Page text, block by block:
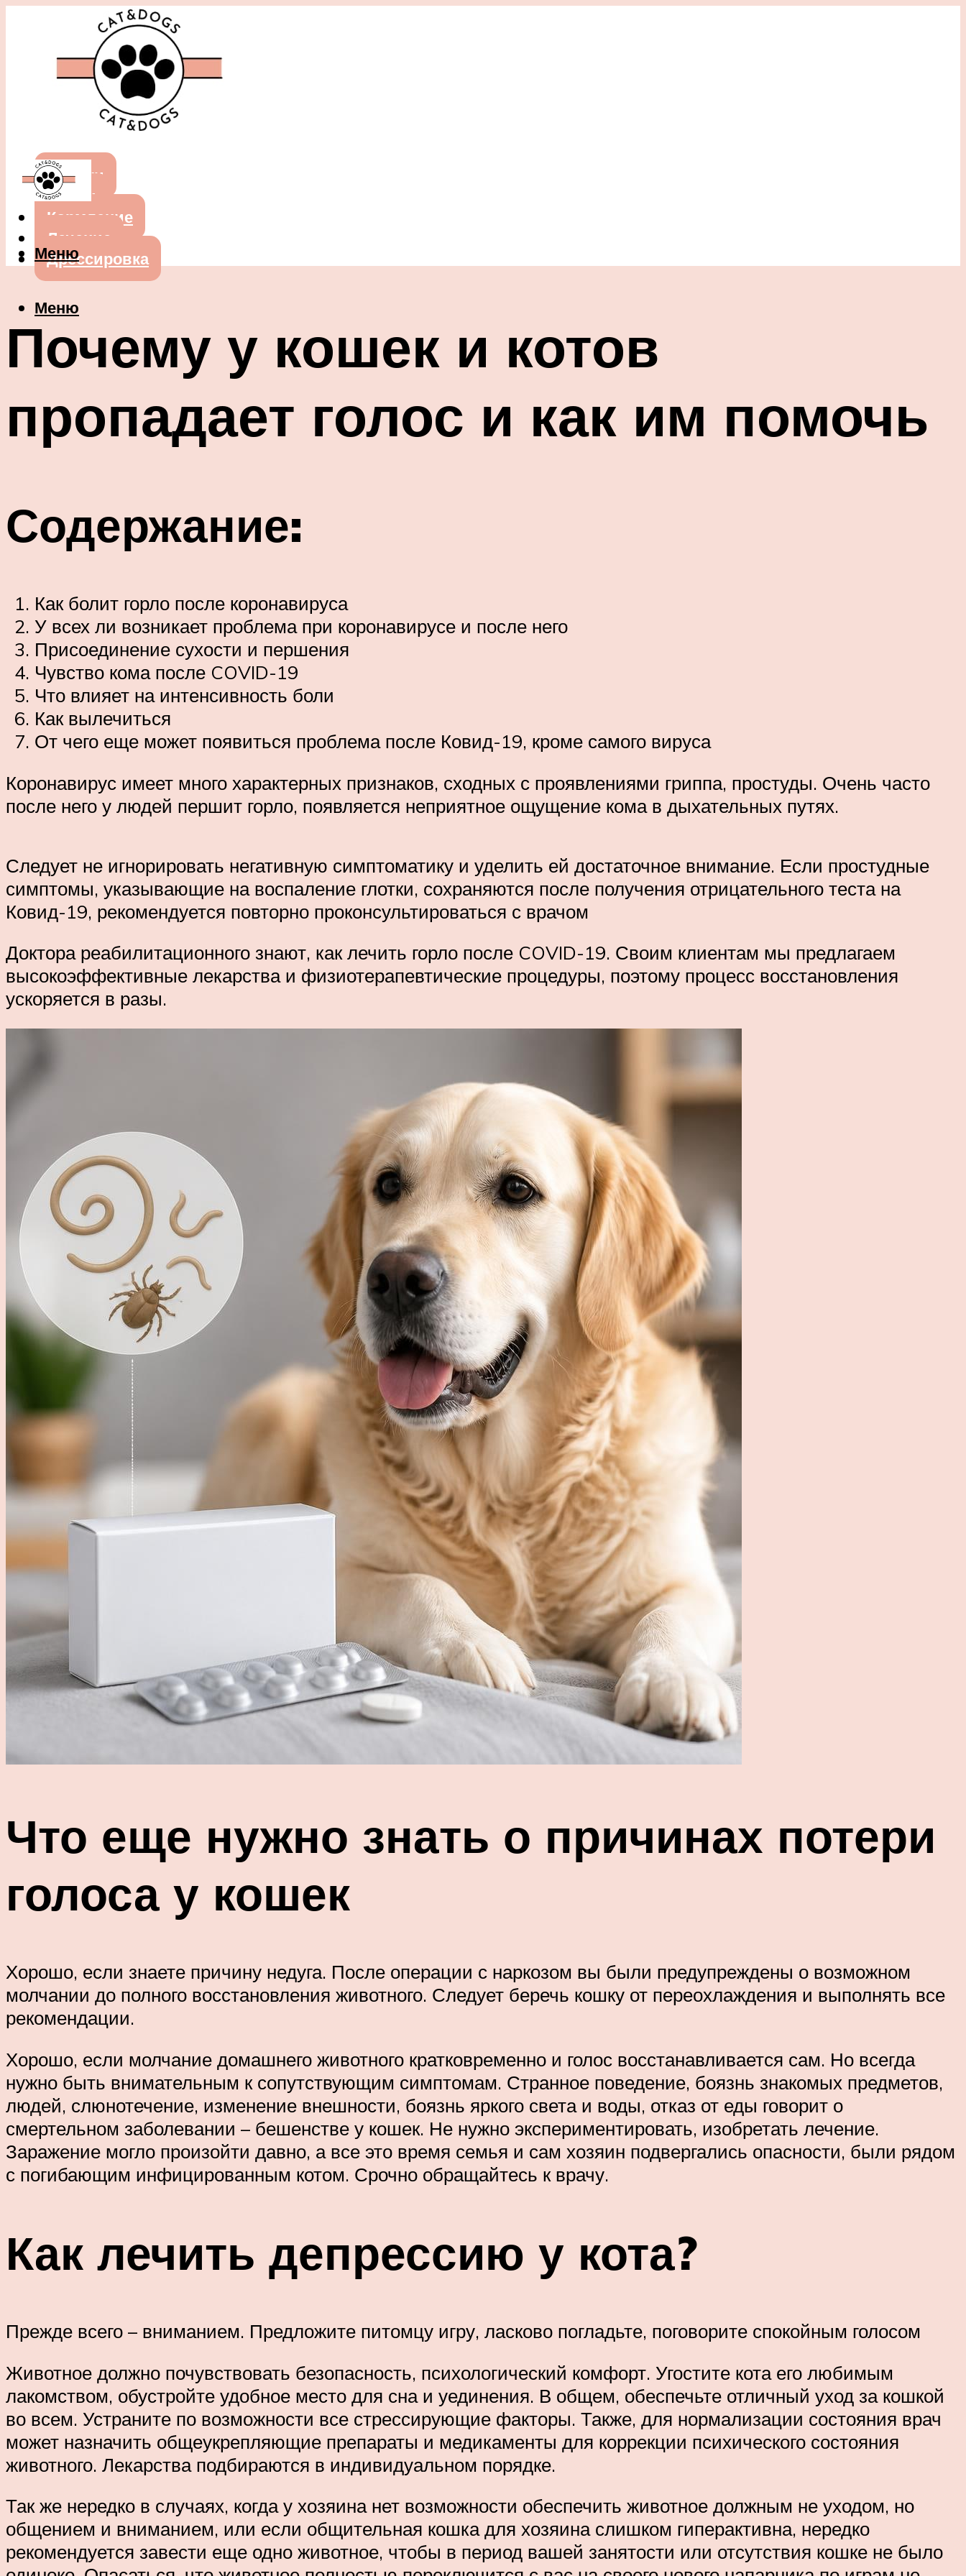
Собаки
Кошки
Кормление
Лечение
Дрессировка
Меню
Меню
Почему у кошек и котов
пропадает голос и как им помочь
Содержание:
Как болит горло после коронавируса
У всех ли возникает проблема при коронавирусе и после него
Присоединение сухости и першения
Чувство кома после COVID-19
Что влияет на интенсивность боли
Как вылечиться
От чего еще может появиться проблема после Ковид-19, кроме самого вируса
Коронавирус имеет много характерных признаков, сходных с проявлениями гриппа, простуды. Очень часто
после него у людей першит горло, появляется неприятное ощущение кома в дыхательных путях.
Следует не игнорировать негативную симптоматику и уделить ей достаточное внимание. Если простудные
симптомы, указывающие на воспаление глотки, сохраняются после получения отрицательного теста на
Ковид-19, рекомендуется повторно проконсультироваться с врачом
Доктора реабилитационного знают, как лечить горло после COVID-19. Своим клиентам мы предлагаем
высокоэффективные лекарства и физиотерапевтические процедуры, поэтому процесс восстановления
ускоряется в разы.
Что еще нужно знать о причинах потери
голоса у кошек
Хорошо, если знаете причину недуга. После операции с наркозом вы были предупреждены о возможном
молчании до полного восстановления животного. Следует беречь кошку от переохлаждения и выполнять все
рекомендации.
Хорошо, если молчание домашнего животного кратковременно и голос восстанавливается сам. Но всегда
нужно быть внимательным к сопутствующим симптомам. Странное поведение, боязнь знакомых предметов,
людей, слюнотечение, изменение внешности, боязнь яркого света и воды, отказ от еды говорит о
смертельном заболевании – бешенстве у кошек. Не нужно экспериментировать, изобретать лечение.
Заражение могло произойти давно, а все это время семья и сам хозяин подвергались опасности, были рядом
с погибающим инфицированным котом. Срочно обращайтесь к врачу.
Как лечить депрессию у кота?
Прежде всего – вниманием. Предложите питомцу игру, ласково погладьте, поговорите спокойным голосом
Животное должно почувствовать безопасность, психологический комфорт. Угостите кота его любимым
лакомством, обустройте удобное место для сна и уединения. В общем, обеспечьте отличный уход за кошкой
во всем. Устраните по возможности все стрессирующие факторы. Также, для нормализации состояния врач
может назначить общеукрепляющие препараты и медикаменты для коррекции психического состояния
животного. Лекарства подбираются в индивидуальном порядке.
Так же нередко в случаях, когда у хозяина нет возможности обеспечить животное должным не уходом, но
общением и вниманием, или если общительная кошка для хозяина слишком гиперактивна, нередко
рекомендуется завести еще одно животное, чтобы в период вашей занятости или отсутствия кошке не было